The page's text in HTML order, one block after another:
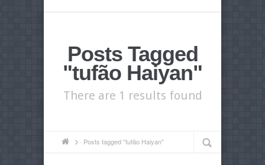
Posts Tagged
"tufão Haiyan"
There are 1 results found
Posts tagged "tufão Haiyan"